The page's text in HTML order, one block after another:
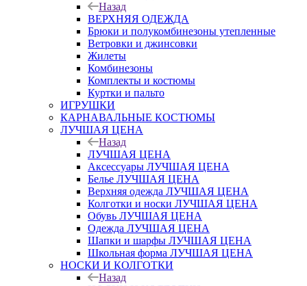
Назад
ВЕРХНЯЯ ОДЕЖДА
Брюки и полукомбинезоны утепленные
Ветровки и джинсовки
Жилеты
Комбинезоны
Комплекты и костюмы
Куртки и пальто
ИГРУШКИ
КАРНАВАЛЬНЫЕ КОСТЮМЫ
ЛУЧШАЯ ЦЕНА
Назад
ЛУЧШАЯ ЦЕНА
Аксессуары ЛУЧШАЯ ЦЕНА
Белье ЛУЧШАЯ ЦЕНА
Верхняя одежда ЛУЧШАЯ ЦЕНА
Колготки и носки ЛУЧШАЯ ЦЕНА
Обувь ЛУЧШАЯ ЦЕНА
Одежда ЛУЧШАЯ ЦЕНА
Шапки и шарфы ЛУЧШАЯ ЦЕНА
Школьная форма ЛУЧШАЯ ЦЕНА
НОСКИ И КОЛГОТКИ
Назад